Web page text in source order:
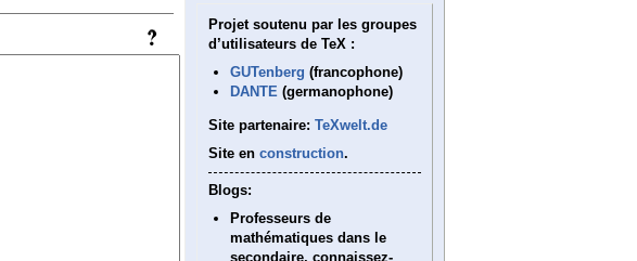
Projet soutenu par les groupes
d’utilisateurs de TeX :
GUTenberg (francophone)
DANTE (germanophone)
Site partenaire: TeXwelt.de
Site en construction.
Blogs:
Professeurs de
mathématiques dans le
secondaire, connaissez-